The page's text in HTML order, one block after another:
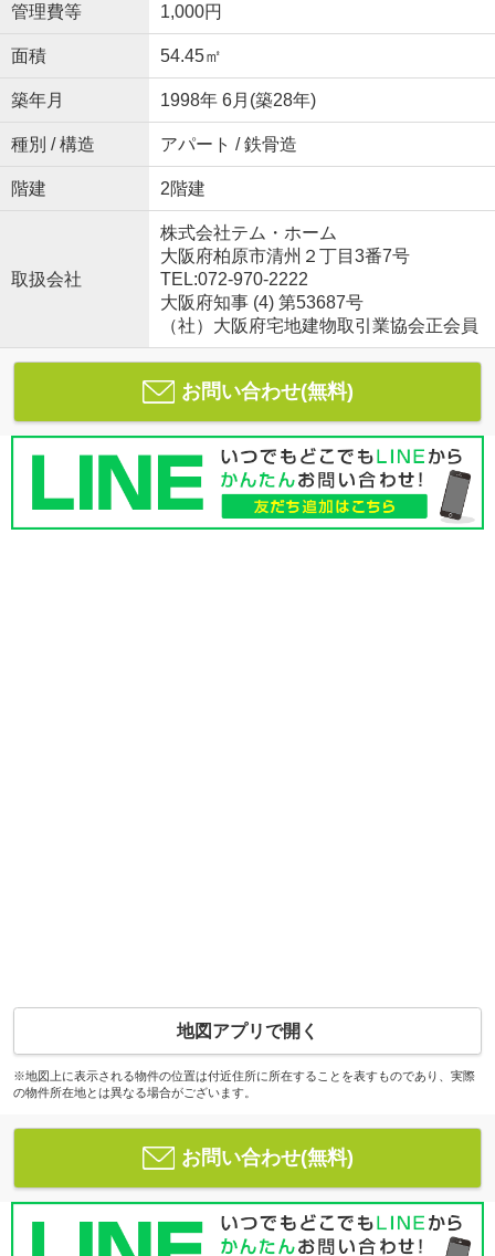
管理費等 1,000円
面積 54.45㎡
築年月 1998年 6月(築28年)
種別 / 構造 アパート / 鉄骨造
階建 2階建
取扱会社
株式会社テム・ホーム
大阪府柏原市清州２丁目3番7号
TEL:072-970-2222
大阪府知事 (4) 第53687号
（社）大阪府宅地建物取引業協会正会員
お問い合わせ(無料)
地図アプリで開く
※地図上に表示される物件の位置は付近住所に所在することを表すものであり、実際
の物件所在地とは異なる場合がございます。
お問い合わせ(無料)